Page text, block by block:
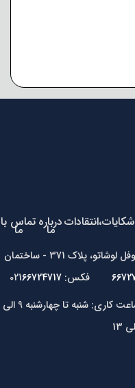
شکایات،انتقاداتدرباره
ما تماس با
ما
آدرس: تهران، خیابان حافظ، بعد از تقاطع نوفل لوشاتو، پلاک 371 - ساختمان
فکس: 021 66724717
پست الکترونیک: Info @ Ertebat.Co ساعت کاری: شنبه تا چهارشنبه 9 الی